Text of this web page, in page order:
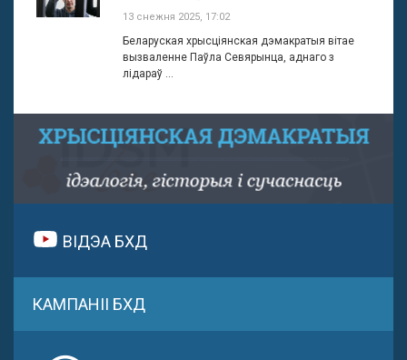
13 снежня 2025, 17:02
Беларуская хрысціянская дэмакратыя вітае
вызваленне Паўла Севярынца, аднаго з
лідараў ...
ВІДЭА БХД
КАМПАНІІ БХД